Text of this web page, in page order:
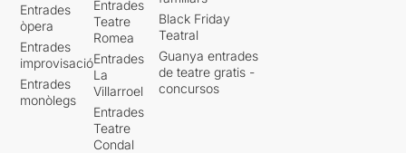
Entrades
òpera
Entrades
improvisació
Entrades
monòlegs
Entrades
Teatre
Romea
Entrades
La
Villarroel
Entrades
Teatre
Condal
Black Friday
Teatral
Guanya entrades
de teatre gratis -
concursos